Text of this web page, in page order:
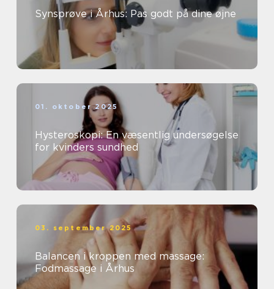
Synsprøve i Århus: Pas godt på dine øjne
01. oktober 2025
Hysteroskopi: En væsentlig undersøgelse
for kvinders sundhed
03. september 2025
Balancen i kroppen med massage:
Fodmassage i Århus